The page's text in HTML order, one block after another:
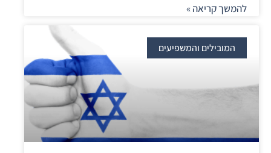
להמשך קריאה »
המובילים והמשפיעים